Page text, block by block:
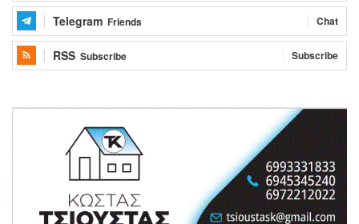
Telegram Friends Chat
RSS Subscribe Subscribe